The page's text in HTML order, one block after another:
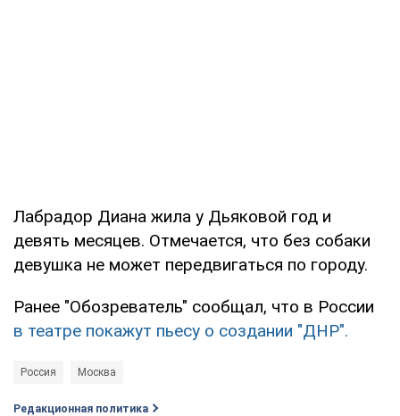
Лабрадор Диана жила у Дьяковой год и
девять месяцев. Отмечается, что без собаки
девушка не может передвигаться по городу.
Ранее "Обозреватель" сообщал, что в России
в театре покажут пьесу о создании "ДНР".
Россия Москва
Редакционная политика